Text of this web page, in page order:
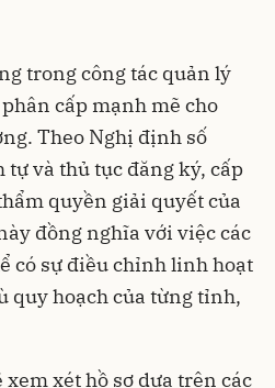
trong công tác quản lý
cấp mạnh mẽ cho
Theo Nghị định số
và thủ tục đăng ký, cấp
quyền giải quyết của
đồng nghĩa với việc các
có sự điều chỉnh linh hoạt
quy hoạch của từng tỉnh,
xem xét hồ sơ dựa trên các